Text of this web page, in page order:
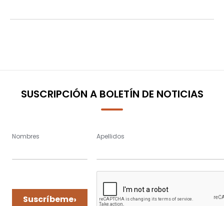
SUSCRIPCIÓN A BOLETÍN DE NOTICIAS
Nombres Apellidos
Suscríbeme›